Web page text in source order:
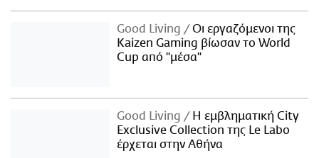
Good Living
Οι εργαζόμενοι της
Kaizen Gaming βίωσαν το World
Cup από "μέσα"
Good Living
Η εμβληματική City
Exclusive Collection της Le Labo
έρχεται στην Αθήνα